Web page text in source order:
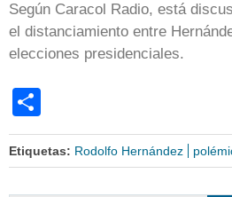
Según Caracol Radio, está
el distanciamiento entre
elecciones presidenciales.
Etiquetas: Rodolfo Hernández